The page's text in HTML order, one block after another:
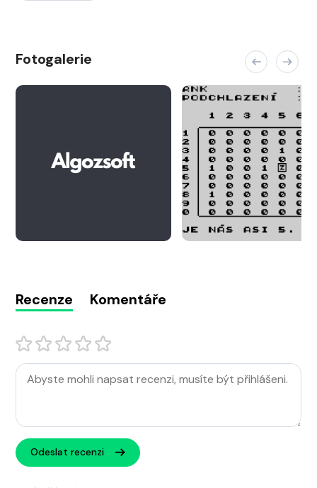
Fotogalerie
Recenze Komentáře
Odeslat recenzi